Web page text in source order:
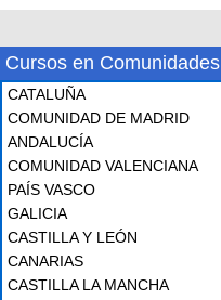
Cursos en Comunidades
CATALUÑA
COMUNIDAD DE MADRID
ANDALUCÍA
COMUNIDAD VALENCIANA
PAÍS VASCO
GALICIA
CASTILLA Y LEÓN
CANARIAS
CASTILLA LA MANCHA